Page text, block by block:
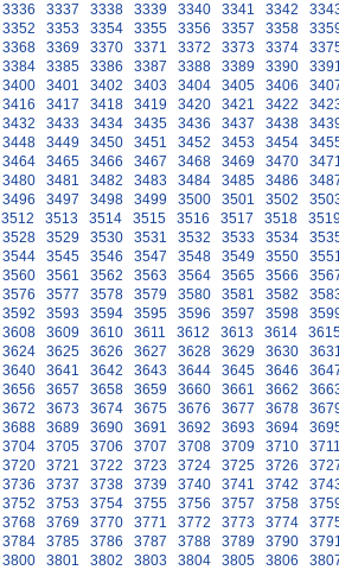
3336 3337 3338 3339 3340 3341 3342
3352 3353 3354 3355 3356 3357 3358
3368 3369 3370 3371 3372 3373 3374
3384 3385 3386 3387 3388 3389 3390
3400 3401 3402 3403 3404 3405 3406
3416 3417 3418 3419 3420 3421 3422
3432 3433 3434 3435 3436 3437 3438
3448 3449 3450 3451 3452 3453 3454
3464 3465 3466 3467 3468 3469 3470
3480 3481 3482 3483 3484 3485 3486
3496 3497 3498 3499 3500 3501 3502
3512 3513 3514 3515 3516 3517 3518
3528 3529 3530 3531 3532 3533 3534
3544 3545 3546 3547 3548 3549 3550
3560 3561 3562 3563 3564 3565 3566
3576 3577 3578 3579 3580 3581 3582
3592 3593 3594 3595 3596 3597 3598
3608 3609 3610 3611 3612 3613 3614
3624 3625 3626 3627 3628 3629 3630
3640 3641 3642 3643 3644 3645 3646
3656 3657 3658 3659 3660 3661 3662
3672 3673 3674 3675 3676 3677 3678
3688 3689 3690 3691 3692 3693 3694
3704 3705 3706 3707 3708 3709 3710
3720 3721 3722 3723 3724 3725 3726
3736 3737 3738 3739 3740 3741 3742
3752 3753 3754 3755 3756 3757 3758
3768 3769 3770 3771 3772 3773 3774
3784 3785 3786 3787 3788 3789 3790
3800 3801 3802 3803 3804 3805 3806